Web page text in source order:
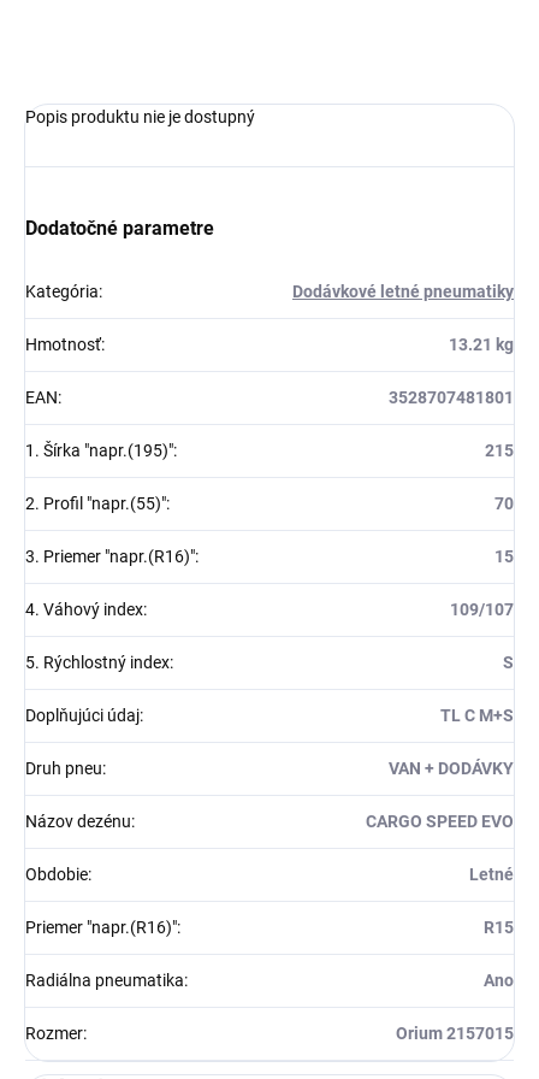
Popis produktu nie je dostupný
Dodatočné parametre
Kategória: Dodávkové letné pneumatiky
Hmotnosť: 13.21 kg
EAN: 3528707481801
1. Šírka "napr.(195)": 215
2. Profil "napr.(55)": 70
3. Priemer "napr.(R16)": 15
4. Váhový index: 109/107
5. Rýchlostný index: S
Doplňujúci údaj: TL C M+S
Druh pneu: VAN + DODÁVKY
Názov dezénu: CARGO SPEED EVO
Obdobie: Letné
Priemer "napr.(R16)": R15
Radiálna pneumatika: Ano
Rozmer: Orium 2157015